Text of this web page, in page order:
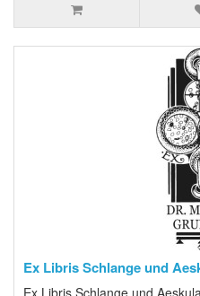
Ex Libris Schlange und
Ex Libris Schlange und